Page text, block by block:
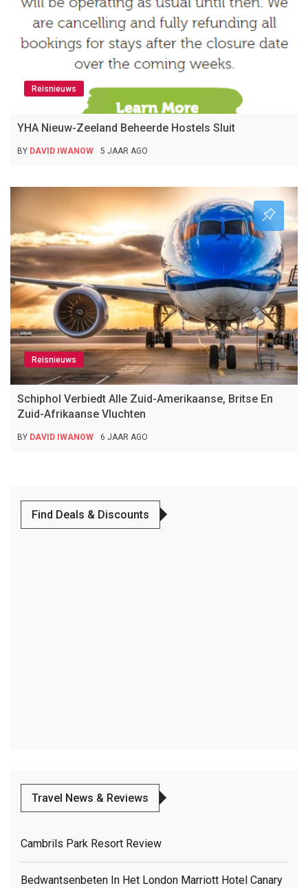
Reisnieuws
YHA Nieuw-Zeeland Beheerde Hostels Sluit
BY DAVID IWANOW 5 JAAR AGO
Reisnieuws
Schiphol Verbiedt Alle Zuid-Amerikaanse, Britse En
Zuid-Afrikaanse Vluchten
BY DAVID IWANOW 6 JAAR AGO
Find Deals & Discounts
Travel News & Reviews
Cambrils Park Resort Review
Bedwantsenbeten In Het London Marriott Hotel Canary